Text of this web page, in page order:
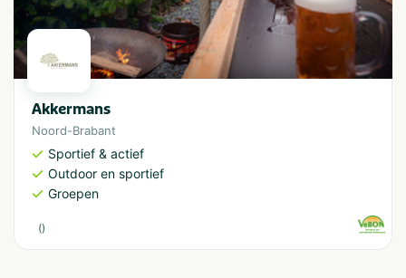
Akkermans
Noord-Brabant
Sportief & actief
Outdoor en sportief
Groepen
()